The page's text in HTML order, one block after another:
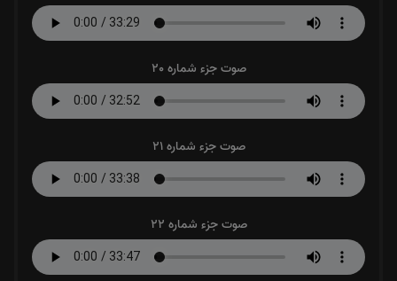
صوت جزء شماره 20
صوت جزء شماره 21
صوت جزء شماره 22